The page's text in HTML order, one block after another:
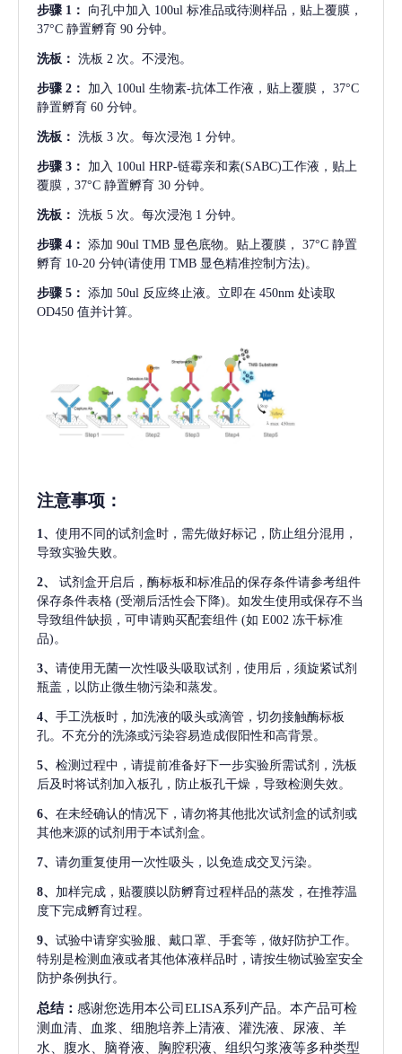
步骤 1： 向孔中加入 100ul 标准品或待测样品，贴上覆膜，
37°C 静置孵育 90 分钟。
洗板： 洗板 2 次。不浸泡。
步骤 2： 加入 100ul 生物素-抗体工作液，贴上覆膜， 37°C
静置孵育 60 分钟。
洗板： 洗板 3 次。每次浸泡 1 分钟。
步骤 3： 加入 100ul HRP-链霉亲和素(SABC)工作液，贴上
覆膜，37°C 静置孵育 30 分钟。
洗板： 洗板 5 次。每次浸泡 1 分钟。
步骤 4： 添加 90ul TMB 显色底物。贴上覆膜， 37°C 静置
孵育 10-20 分钟(请使用 TMB 显色精准控制方法)。
步骤 5： 添加 50ul 反应终止液。立即在 450nm 处读取
OD450 值并计算。
注意事项 ：
1、 使用不同的试剂盒时，需先做好标记，防止组分混用，
导致实验失败。
2、
试剂盒开启后，酶标板和标准品的保存条件请参考组件
保存条件表格 (受潮后活性会下降)。如发生使用或保存不当
导致组件缺损，可申请购买配套组件 (如 E002 冻干标准
品)。
3、 请使用无菌一次性吸头吸取试剂，使用后，须旋紧试剂
瓶盖，以防止微生物污染和蒸发。
4、 手工洗板时，加洗液的吸头或滴管，切勿接触酶标板
孔。不充分的洗涤或污染容易造成假阳性和高背景。
5、 检测过程中，请提前准备好下一步实验所需试剂，洗板
后及时将试剂加入板孔，防止板孔干燥，导致检测失效。
6、 在未经确认的情况下，请勿将其他批次试剂盒的试剂或
其他来源的试剂用于本试剂盒。
7、 请勿重复使用一次性吸头，以免造成交叉污染。
8、 加样完成，贴覆膜以防孵育过程样品的蒸发，在推荐温
度下完成孵育过程。
9、 试验中请穿实验服、戴口罩、手套等，做好防护工作。
特别是检测血液或者其他体液样品时，请按生物试验室安全
防护条例执行。
总结： 感谢您选用本公司ELISA系列产品。本产品可检
测血清、血浆、细胞培养上清液、灌洗液、尿液、羊
水、腹水、脑脊液、胸腔积液、组织匀浆液等多种类型